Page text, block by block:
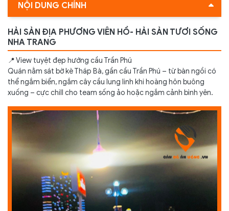
NỘI DUNG CHÍNH
HẢI SẢN ĐỊA PHƯƠNG VIÊN HỒ- HẢI SẢN TƯƠI SỐNG
NHA TRANG
HẢI SẢN ĐỊA PHƯƠNG VIÊN HỒ- HẢI SẢN TƯƠI SỐNG
NHA TRANG
📍 View tuyệt đẹp hướng cầu Trần Phú
Quán nằm sát bờ kè Tháp Bà, gần cầu Trần Phú – từ bàn ngồi có
thể ngắm biển, ngắm cây cầu lung linh khi hoàng hôn buông
xuống – cực chill cho team sống ảo hoặc ngắm cảnh bình yên.